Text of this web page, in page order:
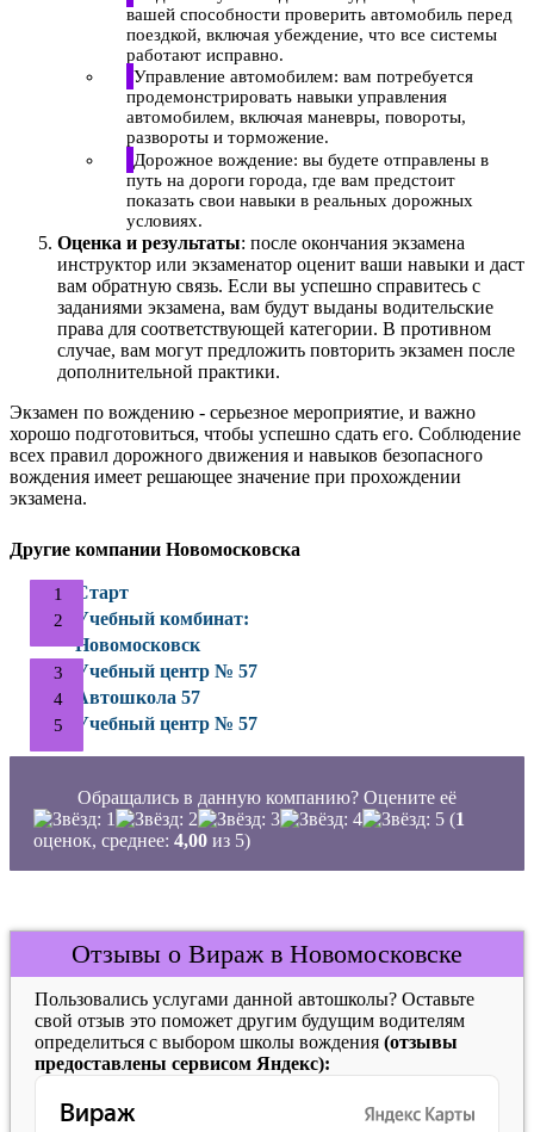
вашей способности проверить автомобиль перед
поездкой, включая убеждение, что все системы
работают исправно.
Управление автомобилем: вам потребуется
продемонстрировать навыки управления
автомобилем, включая маневры, повороты,
развороты и торможение.
Дорожное вождение: вы будете отправлены в
путь на дороги города, где вам предстоит
показать свои навыки в реальных дорожных
условиях.
Оценка и результаты: после окончания экзамена
инструктор или экзаменатор оценит ваши навыки и даст
вам обратную связь. Если вы успешно справитесь с
заданиями экзамена, вам будут выданы водительские
права для соответствующей категории. В противном
случае, вам могут предложить повторить экзамен после
дополнительной практики.
Экзамен по вождению - серьезное мероприятие, и важно
хорошо подготовиться, чтобы успешно сдать его. Соблюдение
всех правил дорожного движения и навыков безопасного
вождения имеет решающее значение при прохождении
экзамена.
Другие компании Новомосковска
Старт
Учебный комбинат:
Новомосковск
Учебный центр № 57
Автошкола 57
Учебный центр № 57
Обращались в данную компанию? Оцените её
(1
оценок, среднее: 4,00 из 5)
Отзывы о Вираж в Новомосковске
Пользовались услугами данной автошколы? Оставьте
свой отзыв это поможет другим будущим водителям
определиться с выбором школы вождения (отзывы
предоставлены сервисом Яндекс):